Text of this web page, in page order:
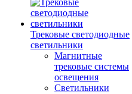
Трековые светодиодные
светильники
Магнитные
трековые системы
освещения
Светильники